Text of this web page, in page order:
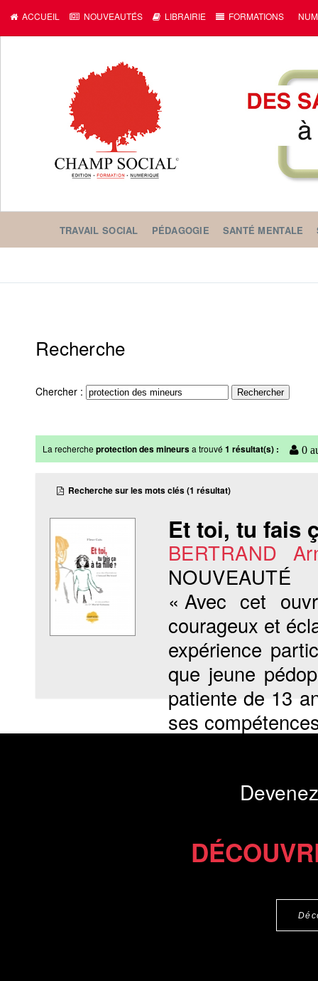
ACCUEIL NOUVEAUTÉS LIBRAIRIE FORMATIONS
TRAVAIL SOCIAL PÉDAGOGIE SANTÉ MENTALE
Recherche
Chercher :
La rechercheprotection des mineursa trouvé1 résultat(s) : 0
Recherche sur les mots clés (1 résultat)
Et toi, tu fais
BERTRAND
NOUVEAUTÉ
« Avec cet
courageux et
expérience
que jeune
patiente de 13
ses
Commander l'Ebook 10 €